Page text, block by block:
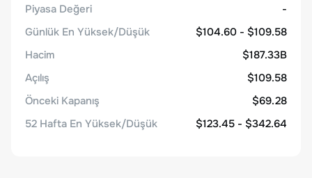
Piyasa Değeri
-
Günlük En Yüksek/Düşük
$104.60 - $109.58
Hacim
$187.33B
Açılış
$109.58
Önceki Kapanış
$69.28
52 Hafta En Yüksek/Düşük
$123.45 - $342.64